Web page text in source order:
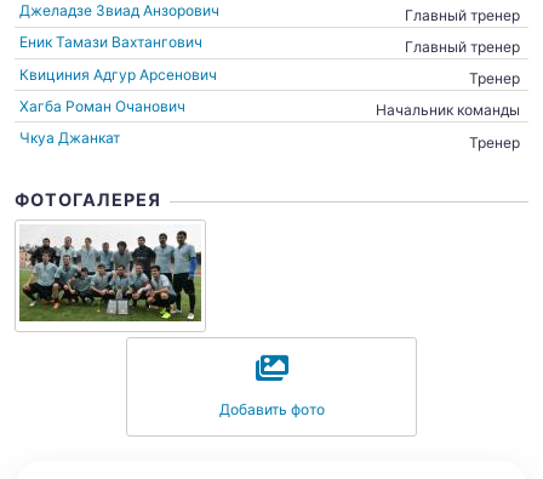
Джеладзе Звиад Анзорович
Главный тренер
Еник Тамази Вахтангович
Главный тренер
Квициния Адгур Арсенович
Тренер
Хагба Роман Очанович
Начальник команды
Чкуа Джанкат
Тренер
ФОТОГАЛЕРЕЯ
Добавить фото